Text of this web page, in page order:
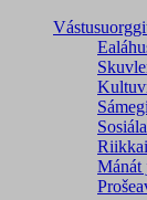
Mánát